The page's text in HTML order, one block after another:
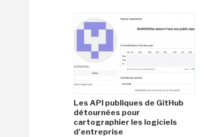
Les API publiques de GitHub
détournées pour
cartographier les logiciels
d'entreprise